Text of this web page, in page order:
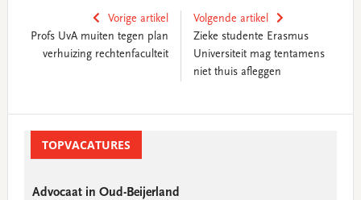
Vorige artikel
Profs UvA muiten tegen plan
verhuizing rechtenfaculteit
Volgende artikel
Zieke studente Erasmus
Universiteit mag tentamens
niet thuis afleggen
SidebarTOPVACATURES
Advocaat in Oud-Beijerland